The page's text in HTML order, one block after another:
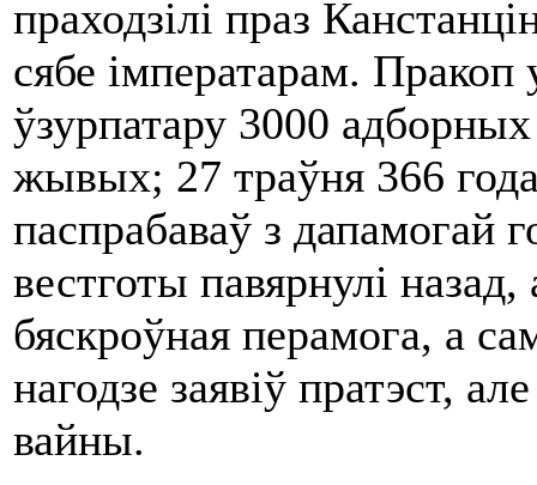
праходзілі праз
сябе імператарам. Пракоп
ўзурпатару 3000
жывых; 27 траўня 366
паспрабаваў з дапамогай
вестготы павярнулі
бяскроўная перамога, а
нагодзе заявіў пратэст,
вайны.